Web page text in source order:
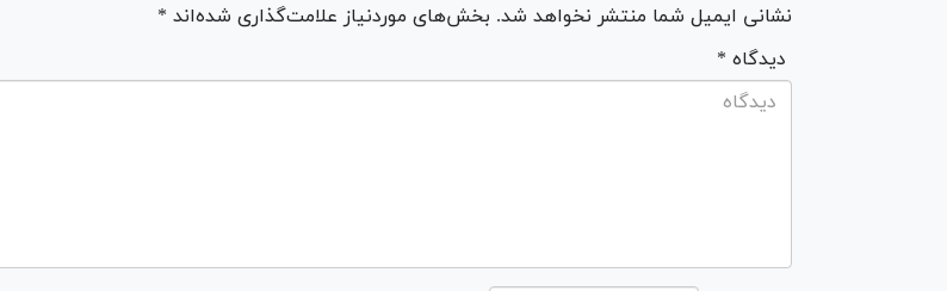
نشانی ایمیل شما منتشر نخواهد شد. بخش‌های موردنیاز علامت‌گذاری شده‌اند *
* دیدگاه